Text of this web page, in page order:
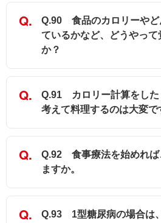
Q.90 食品のカロリーやど
ているかなど、どうやっ
か？
Q.91 カロリー計算をした
考えて料理するのは大変で
Q.92 食事療法を始めれば
ますか。
Q.93 1型糖尿病の場合は